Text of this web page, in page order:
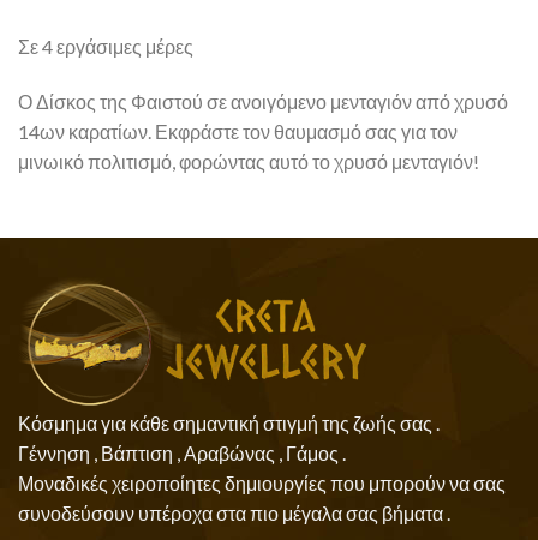
Σε 4 εργάσιμες μέρες
Ο Δίσκος της Φαιστού σε ανοιγόμενο μενταγιόν από χρυσό
14ων καρατίων. Εκφράστε τον θαυμασμό σας για τον
μινωικό πολιτισμό, φορώντας αυτό το χρυσό μενταγιόν!
Κόσμημα για κάθε σημαντική στιγμή της ζωής σας .
Γέννηση , Βάπτιση , Αραβώνας , Γάμος .
Μοναδικές χειροποίητες δημιουργίες που μπορούν να σας
συνοδεύσουν υπέροχα στα πιο μέγαλα σας βήματα .